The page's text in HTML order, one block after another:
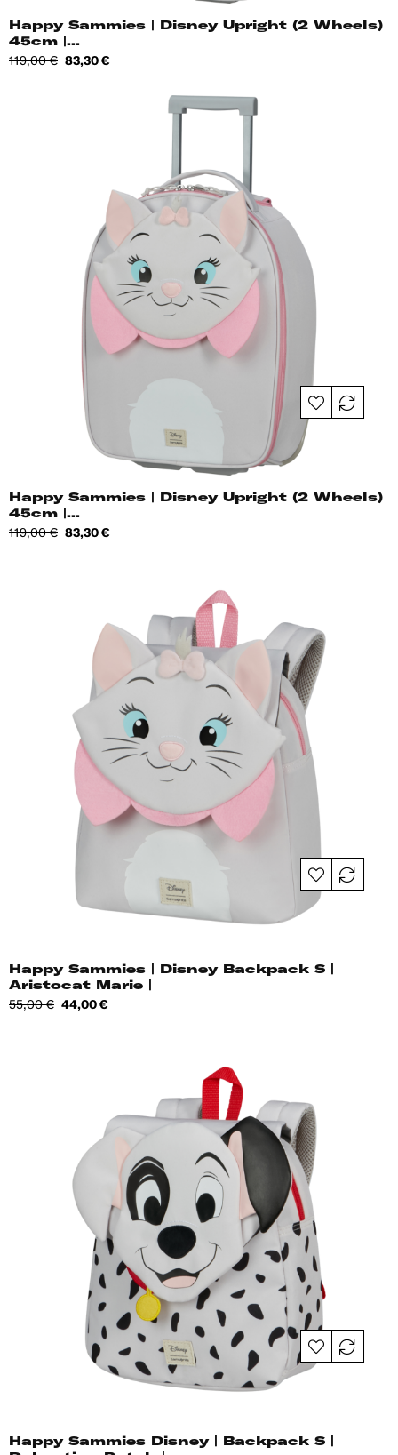
Happy Sammies | Disney Upright (2 Wheels)
45cm |...
Tavahind
119,00 € Hind
83,30 €
Happy Sammies | Disney Upright (2 Wheels)
45cm |...
Tavahind
119,00 € Hind
83,30 €
Happy Sammies | Disney Backpack S |
Aristocat Marie |
Tavahind
55,00 € Hind
44,00 €
Happy Sammies Disney | Backpack S |